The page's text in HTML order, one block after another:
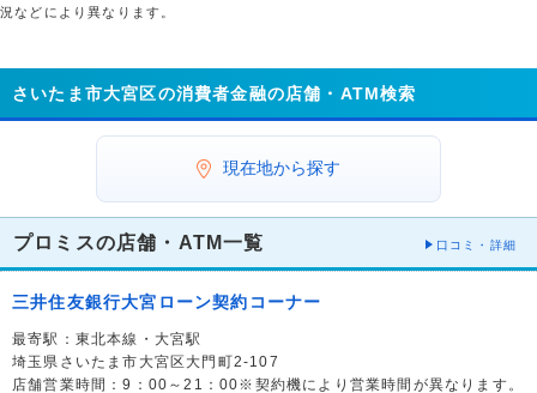
況などにより異なります。
さいたま市大宮区の消費者金融の店舗・ATM検索
現在地から探す
プロミスの店舗・ATM一覧 口コミ・詳細
三井住友銀行大宮ローン契約コーナー
最寄駅：東北本線・大宮駅
埼玉県さいたま市大宮区大門町2-107
店舗営業時間：9：00～21：00※契約機により営業時間が異なります。